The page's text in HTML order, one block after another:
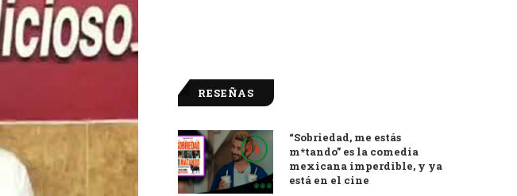
RESEÑAS
9.0
“Sobriedad, me estás
m*tando” es la comedia
mexicana imperdible, y ya
está en el cine